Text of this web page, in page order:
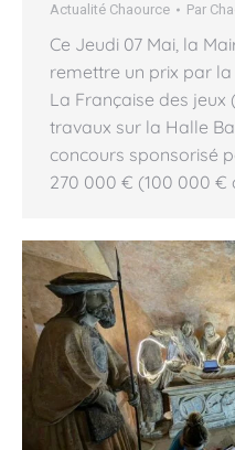
Actualité Chaource Par
Ce Jeudi 07 Mai, la
remettre un prix par
La Française des jeux
travaux sur la Halle
concours sponsorisé
270 000 € (100 000 €